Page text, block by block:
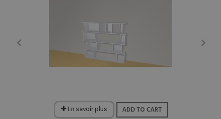
En savoir plus ADD TO CART